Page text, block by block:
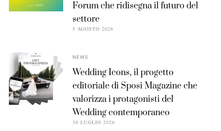
Forum che ridisegna il futuro del
settore
5 AGOSTO 2026
NEWS
Wedding Icons, il progetto
editoriale di Sposi Magazine che
valorizza i protagonisti del
Wedding contemporaneo
30 LUGLIO 2026